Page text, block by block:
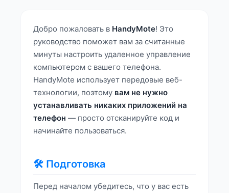
Добро пожаловать в HandyMote! Это
руководство поможет вам за считанные
минуты настроить удаленное управление
компьютером с вашего телефона.
HandyMote использует передовые веб-
технологии, поэтому вам не нужно
устанавливать никаких приложений на
телефон — просто отсканируйте код и
начинайте пользоваться.
🛠️ Подготовка
Перед началом убедитесь, что у вас есть